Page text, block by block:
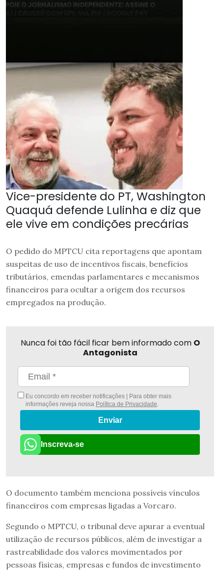
Vice-presidente do PT, Washington
Quaquá defende Lulinha e diz que
ele vive em condições precárias
O pedido do MPTCU cita reportagens que apontam
suspeitas de uso de incentivos fiscais, benefícios
tributários, emendas parlamentares e mecanismos
financeiros para ocultar a origem dos recursos
empregados na produção.
Nunca foi tão fácil ficar bem informado com O
Antagonista
Eu concordo em receber notificações | Para obter mais
informações reveja nossa Política de Privacidade.
Enviar
Inscreva-se
O documento também menciona possíveis vínculos
financeiros com empresas ligadas a Vorcaro.
Segundo o MPTCU, o tribunal deve apurar a eventual
utilização de recursos públicos, além de investigar a
rastreabilidade dos valores movimentados por
pessoas físicas, empresas e fundos de investimento